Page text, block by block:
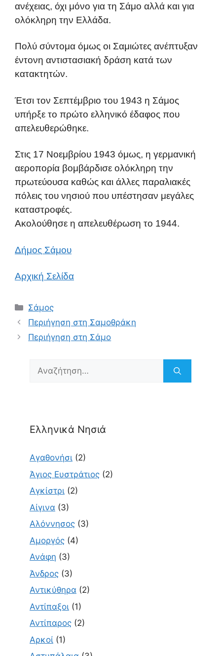
ανέχειας, όχι μόνο για τη Σάμο αλλά και για
ολόκληρη την Ελλάδα.
Πολύ σύντομα όμως οι Σαμιώτες ανέπτυξαν
έντονη αντιστασιακή δράση κατά των
κατακτητών.
Έτσι τον Σεπτέμβριο του 1943 η Σάμος
υπήρξε το πρώτο ελληνικό έδαφος που
απελευθερώθηκε.
Στις 17 Νοεμβρίου 1943 όμως, η γερμανική
αεροπορία βομβάρδισε ολόκληρη την
πρωτεύουσα καθώς και άλλες παραλιακές
πόλεις του νησιού που υπέστησαν μεγάλες
καταστροφές.
Ακολούθησε η απελευθέρωση το 1944.
Δήμος Σάμου
Αρχική Σελίδα
Κατηγορίες
Σάμος
Περιήγηση στη Σαμοθράκη
Περιήγηση στη Σάμο
Αναζήτηση
Ελληνικά Νησιά
Αγαθονήσι (2)
Άγιος Ευστράτιος (2)
Αγκίστρι (2)
Αίγινα (3)
Αλόννησος (3)
Αμοργός (4)
Ανάφη (3)
Άνδρος (3)
Αντικύθηρα (2)
Αντίπαξοι (1)
Αντίπαρος (2)
Αρκοί (1)